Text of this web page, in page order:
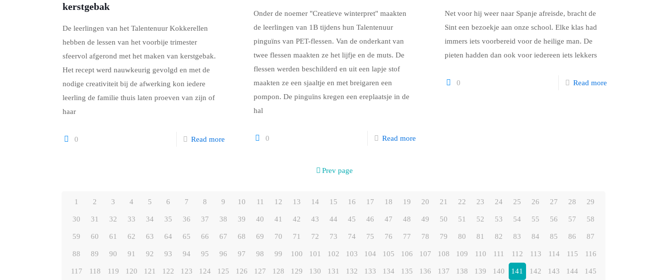
kerstgebak
De leerlingen van het Talentenuur Kokkerellen
hebben de lessen van het voorbije trimester
sfeervol afgerond met het maken van kerstgebak.
Het recept werd nauwkeurig gevolgd en met de
nodige creativiteit bij de afwerking kon iedere
leerling de familie thuis laten proeven van zijn of
haar
0 Read more
Onder de noemer "Creatieve winterpret" maakten
de leerlingen van 1B tijdens hun Talentenuur
pinguïns van PET-flessen. Van de onderkant van
twee flessen maakten ze het lijfje en de muts. De
flessen werden beschilderd en uit een lapje stof
maakten ze een sjaaltje en met breigaren een
pompon. De pinguïns kregen een ereplaatsje in de
hal
0 Read more
Net voor hij weer naar Spanje afreisde, bracht de
Sint een bezoekje aan onze school. Elke klas had
immers iets voorbereid voor de heilige man. De
pieten hadden dan ook voor iedereen iets lekkers
0 Read more
Prev page
1 2 3 4 5 6 7 8 9 10 11 12 13 14 15 16 17 18 19 20 21 22 23 24 25 26 27 28 29
30 31 32 33 34 35 36 37 38 39 40 41 42 43 44 45 46 47 48 49 50 51 52 53 54 55 56 57 58
59 60 61 62 63 64 65 66 67 68 69 70 71 72 73 74 75 76 77 78 79 80 81 82 83 84 85 86 87
88 89 90 91 92 93 94 95 96 97 98 99 100 101 102 103 104 105 106 107 108 109 110 111 112 113 114 115 116
117 118 119 120 121 122 123 124 125 126 127 128 129 130 131 132 133 134 135 136 137 138 139 140 141 142 143 144 145